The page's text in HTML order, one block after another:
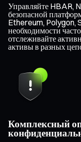
Управляйте HBAR,
безопасной
Ethereum, Polygon,
необходимости
отслеживайте
активы в разных
Комплексный